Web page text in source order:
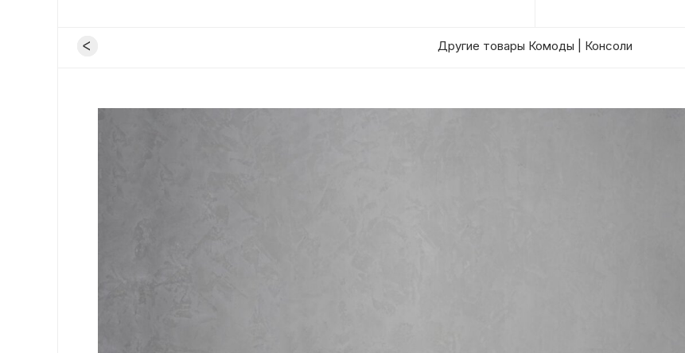
Другие товары Комоды | Консоли